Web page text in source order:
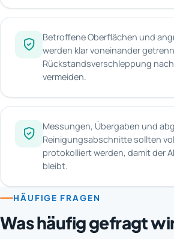
Betroffene Oberflächen und
werden klar voneinander
Rückstandsverschleppung
vermeiden.
Messungen, Übergaben und
Reinigungsabschnitte sollten
protokolliert werden, damit der
bleibt.
HÄUFIGE FRAGEN
Was häufig gefragt